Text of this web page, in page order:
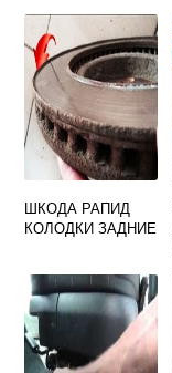
ШКОДА РАПИД
КОЛОДКИ ЗАДНИЕ